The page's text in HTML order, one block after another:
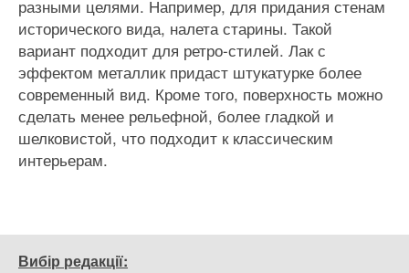
разными целями. Например, для придания стенам
исторического вида, налета старины. Такой
вариант подходит для ретро-стилей. Лак с
эффектом металлик придаст штукатурке более
современный вид. Кроме того, поверхность можно
сделать менее рельефной, более гладкой и
шелковистой, что подходит к классическим
интерьерам.
Вибір редакції: